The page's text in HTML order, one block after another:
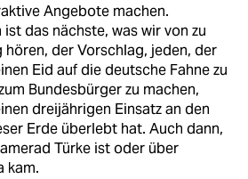
Angebote machen.
das nächste, was wir von zu
hören, der Vorschlag, jeden, der
Eid auf die deutsche Fahne zu
Bundesbürger zu machen,
dreijährigen Einsatz an den
Erde überlebt hat. Auch dann,
Türke ist oder über
kam.